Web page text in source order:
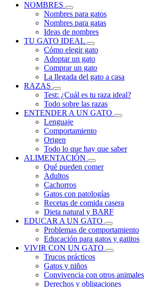
NOMBRES
Nombres para gatos
Nombres para gatas
Ideas de nombres
TU GATO IDEAL
Cómo elegir gato
Adoptar un gato
Comprar un gato
La llegada del gato a casa
RAZAS
Test: ¿Cuál es tu raza ideal?
Todo sobre las razas
ENTENDER A UN GATO
Lenguaje
Comportamiento
Origen
Todo lo que hay que saber
ALIMENTACIÓN
Qué pueden comer
Adultos
Cachorros
Gatos con patologías
Recetas de comida casera
Dieta natural y BARF
EDUCAR A UN GATO
Problemas de comportamiento
Educación para gatos y gatitos
VIVIR CON UN GATO
Trucos prácticos
Gatos y niños
Convivencia con otros animales
Derechos y obligaciones